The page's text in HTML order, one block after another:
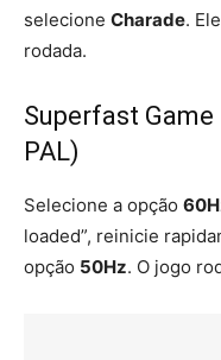
selecione Charade.
rodada.
Superfast
PAL)
Selecione a opção
loaded”, reinicie
opção 50Hz. O jogo